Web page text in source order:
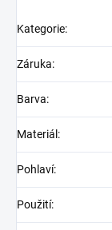
Kategorie:
Záruka:
Barva:
Materiál :
Pohlaví:
Použití: